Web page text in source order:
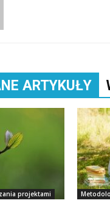
ARTYKUŁY
projektami